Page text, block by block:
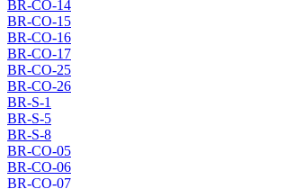
BR-CO-14
BR-CO-15
BR-CO-16
BR-CO-17
BR-CO-25
BR-CO-26
BR-S-1
BR-S-5
BR-S-8
BR-CO-05
BR-CO-06
BR-CO-07